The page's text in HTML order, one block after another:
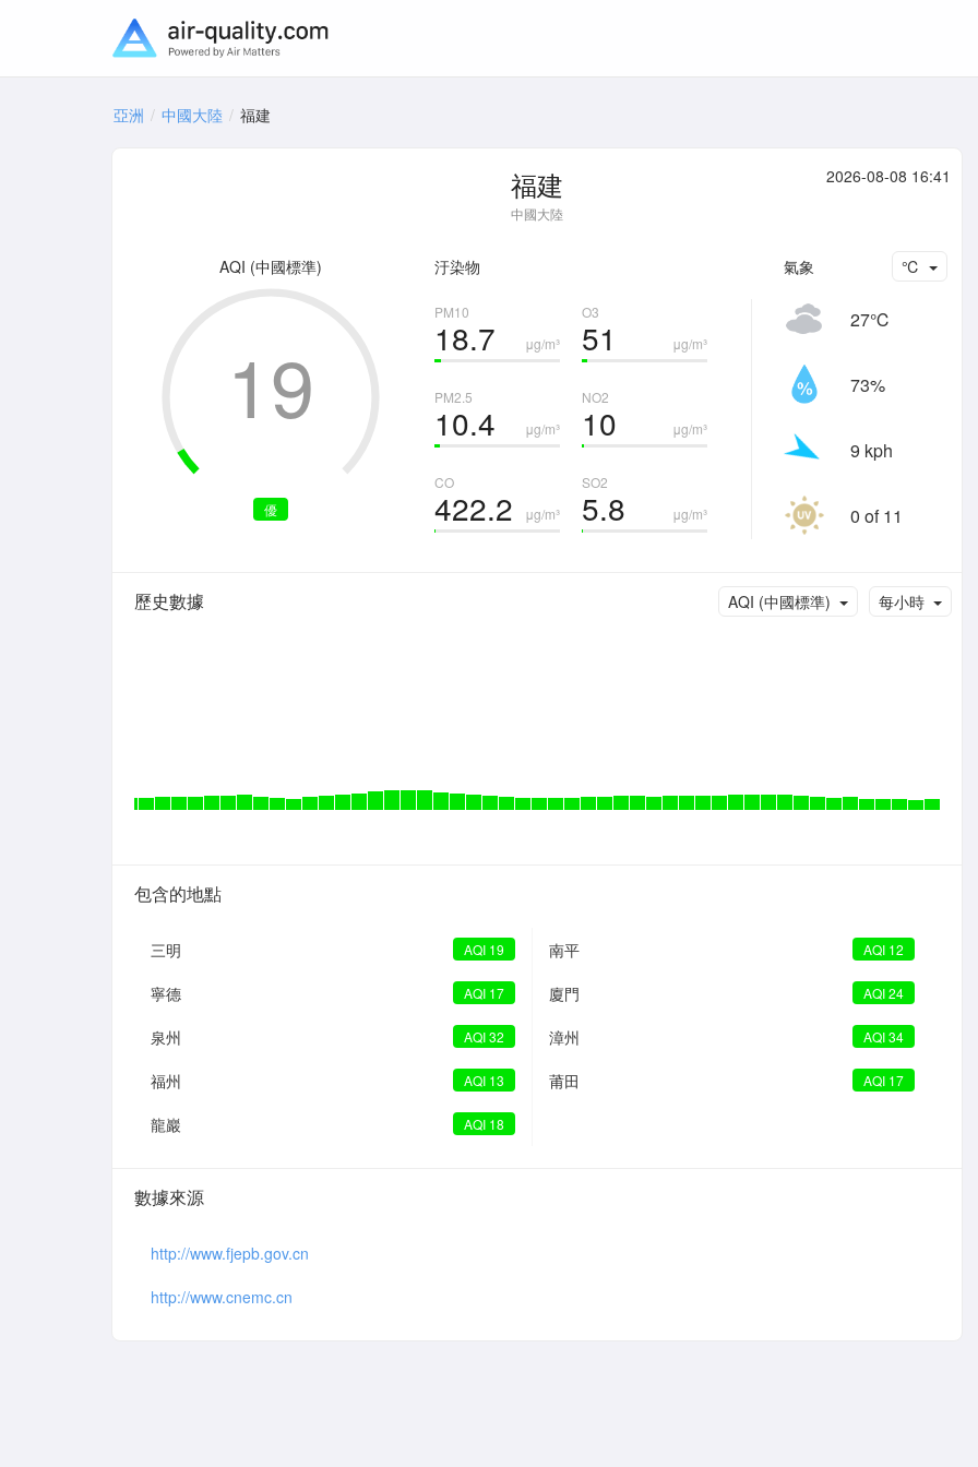
亞洲 中國大陸 福建
福建
中國大陸
2026-08-08 16:41
AQI (中國標準)
優
19
汙染物
PM10
μg/m³
18.7
O3
μg/m³
51
PM2.5
μg/m³
10.4
NO2
μg/m³
10
CO
μg/m³
422.2
SO2
μg/m³
5.8
氣象 ℃
27℃
73%
9 kph
0 of 11
歷史數據 每小時
AQI (中國標準)
包含的地點
三明 AQI 19 南平 AQI 12
寧德 AQI 17 廈門 AQI 24
泉州 AQI 32 漳州 AQI 34
福州 AQI 13 莆田 AQI 17
龍巖 AQI 18
數據來源
http://www.fjepb.gov.cn
http://www.cnemc.cn